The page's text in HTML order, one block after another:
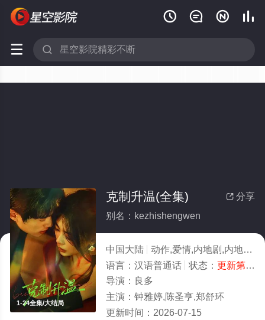
   
 
1-24全集/大结局
 分享
克制升温(全集)
别名：kezhishengwen
中国大陆 动作,爱情,内地剧,内地
语言： 汉语普通话 状态： 更新第24集
导演： 良多
主演： 钟雅婷,陈圣亨,郑舒环
更新时间： 2026-07-15